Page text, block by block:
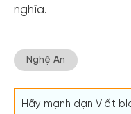
nghĩa.
Nghệ An
Hãy mạnh dạn Viết
Tạo tài